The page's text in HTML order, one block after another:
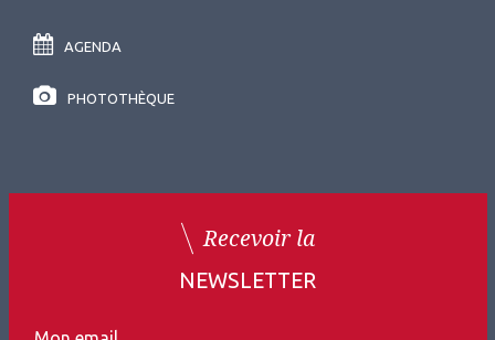
AGENDA
PHOTOTHÈQUE
Recevoir la
NEWSLETTER